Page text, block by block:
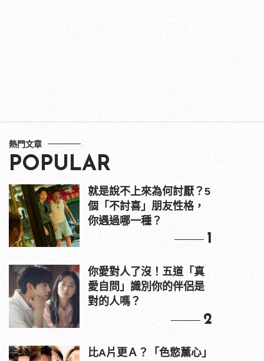
熱門文章
POPULAR
就是說不上來為何討厭？5
個「不討喜」朋友性格，
你遇過哪一種？
1
你愛對人了沒！五道「真
愛自問」識別你的伴侶是
對的人嗎？
2
比A片更Ａ？「色慾薰心」